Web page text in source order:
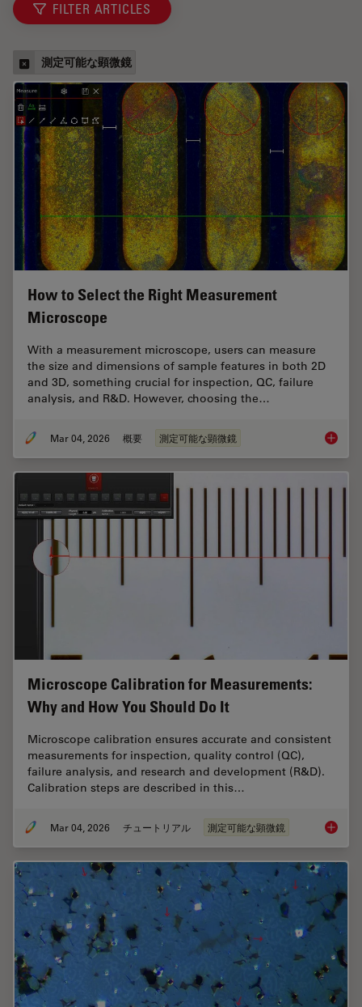
FILTER ARTICLES
測定可能な顕微鏡
How to Select the Right Measurement
Microscope
With a measurement microscope, users can measure
the size and dimensions of sample features in both 2D
and 3D, something crucial for inspection, QC, failure
analysis, and R&D. However, choosing the…
Mar 04, 2026 概要 測定可能な顕微鏡 How to
Microscope Calibration for Measurements:
Why and How You Should Do It
Microscope calibration ensures accurate and consistent
measurements for inspection, quality control (QC),
failure analysis, and research and development (R&D).
Calibration steps are described in this…
Mar 04, 2026 チュートリアル 測定可能な顕微鏡